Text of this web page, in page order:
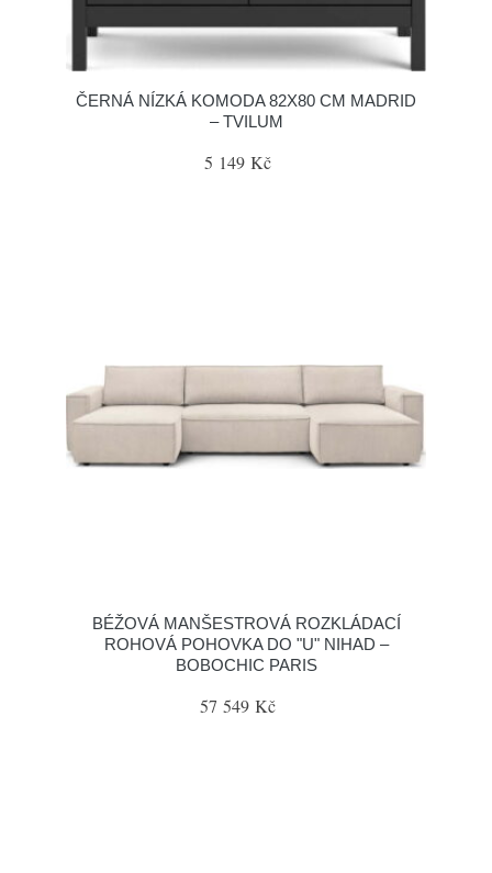
ČERNÁ NÍZKÁ KOMODA 82X80 CM MADRID
– TVILUM
5 149 Kč
BÉŽOVÁ MANŠESTROVÁ ROZKLÁDACÍ
ROHOVÁ POHOVKA DO "U" NIHAD –
BOBOCHIC PARIS
57 549 Kč